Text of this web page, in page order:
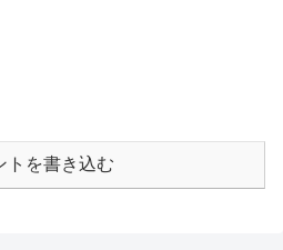
トを書き込む